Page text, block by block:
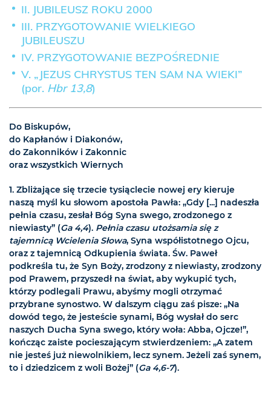
II. JUBILEUSZ ROKU 2000
III. PRZYGOTOWANIE WIELKIEGO
JUBILEUSZU
IV. PRZYGOTOWANIE BEZPOŚREDNIE
V. „JEZUS CHRYSTUS TEN SAM NA WIEKI”
(por. Hbr 13,8)
Do Biskupów,
do Kapłanów i Diakonów,
do Zakonników i Zakonnic
oraz wszystkich Wiernych
1. Zbliżające się trzecie tysiąclecie nowej ery kieruje
naszą myśl ku słowom apostoła Pawła: „Gdy [...] nadeszła
pełnia czasu, zesłał Bóg Syna swego, zrodzonego z
niewiasty” (Ga 4,4). Pełnia czasu utożsamia się z
tajemnicą Wcielenia Słowa, Syna współistotnego Ojcu,
oraz z tajemnicą Odkupienia świata. Św. Paweł
podkreśla tu, że Syn Boży, zrodzony z niewiasty, zrodzony
pod Prawem, przyszedł na świat, aby wykupić tych,
którzy podlegali Prawu, abyśmy mogli otrzymać
przybrane synostwo. W dalszym ciągu zaś pisze: „Na
dowód tego, że jesteście synami, Bóg wysłał do serc
naszych Ducha Syna swego, który woła: Abba, Ojcze!”,
kończąc zaiste pocieszającym stwierdzeniem: „A zatem
nie jesteś już niewolnikiem, lecz synem. Jeżeli zaś synem,
to i dziedzicem z woli Bożej” (Ga 4,6-7).